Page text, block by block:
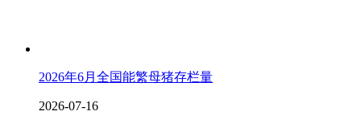
2026年6月全国能繁母猪存栏量
2026-07-16